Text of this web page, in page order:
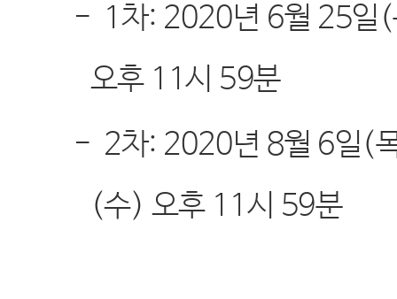
- 1 차: 2020년 6월 25일 (
오후11시 59분
- 2차: 2020년 8월 6일 (
(수) 오후11 시 59분